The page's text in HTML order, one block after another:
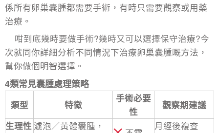
係所有卵巢囊腫都需要手術，有時只需要觀察或用藥
治療。
咁到底幾時要做手術?幾時又可以選擇保守治療?今
次就同你詳細分析不同情況下治療卵巢囊腫嘅方法，
幫你做個明智選擇。
4類常見囊腫處理策略
類型 特徵
手術必要
性
觀察期建議
生理性 濾泡／黃體囊腫，
月經後複查